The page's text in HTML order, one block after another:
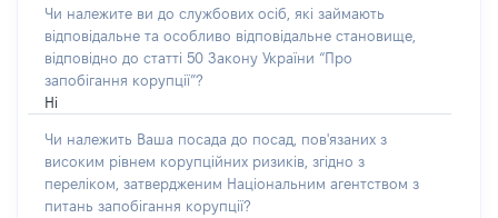
Чи належите ви до службових осіб, які займають
відповідальне та особливо відповідальне становище,
відповідно до статті 50 Закону України “Про
запобігання корупції”?
Ні
Чи належить Ваша посада до посад, пов'язаних з
високим рівнем корупційних ризиків, згідно з
переліком, затвердженим Національним агентством з
питань запобігання корупції?